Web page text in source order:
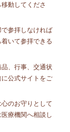
動してくださ
参拝しなければ
いて参拝できる
、行事、交通状
公式サイトをご
心のお守りとして
療機関へ相談し